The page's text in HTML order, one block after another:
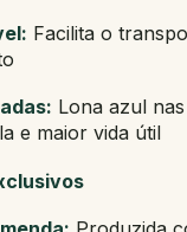
Facilita o
Lona azul
e maior vida útil